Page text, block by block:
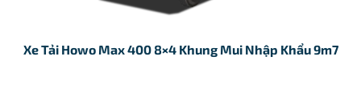
Xe Tải Howo Max 400 8×4 Khung Mui Nhập Khẩu 9m7